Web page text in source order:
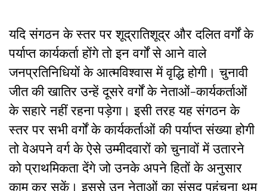
यदि संगठन के स्तर पर शूद्रातिशूद्र और दलित वर्गों के
पर्याप्त कार्यकर्ता होंगे तो इन वर्गों से आने वाले
जनप्रतिनिधियों के आत्मविश्वास में वृद्धि होगी। चुनावी
जीत की खातिर उन्हें दूसरे वर्गों के नेताओं-कार्यकर्ताओं
के सहारे नहीं रहना पड़ेगा। इसी तरह यह संगठन के
स्तर पर सभी वर्गों के कार्यकर्ताओं की पर्याप्त संख्या होगी
तो वेअपने वर्ग के ऐसे उम्मीदवारों को चुनावों में उतारने
को प्राथमिकता देंगे जो उनके अपने हितों के अनुसार
काम कर सकें। इससे उन नेताओं का संसद पहुंचना थम